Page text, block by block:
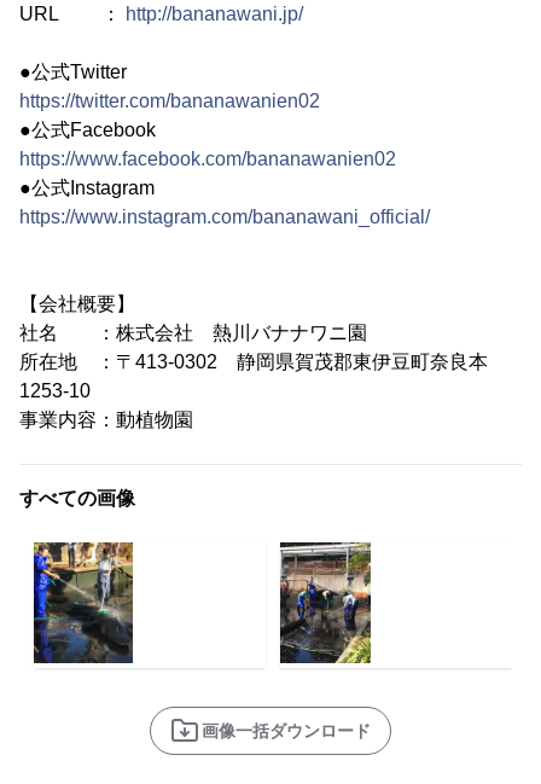
URL ： http://bananawani.jp/
●公式Twitter
https://twitter.com/bananawanien02
●公式Facebook
https://www.facebook.com/bananawanien02
●公式Instagram
https://www.instagram.com/bananawani_official/
【会社概要】
社名 ：株式会社 熱川バナナワニ園
所在地 ：〒413-0302 静岡県賀茂郡東伊豆町奈良本
1253-10
事業内容：動植物園
すべての画像
画像一括ダウンロード